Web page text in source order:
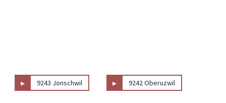
▸ 9243 Jonschwil ▸ 9242 Oberuzwil